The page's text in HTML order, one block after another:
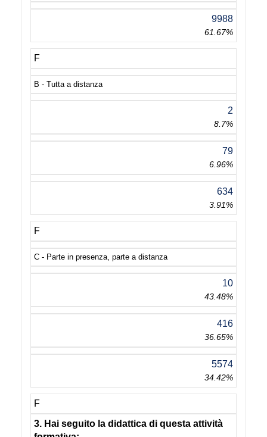
9988
61.67%
F
B - Tutta a distanza
2
8.7%
79
6.96%
634
3.91%
F
C - Parte in presenza, parte a distanza
10
43.48%
416
36.65%
5574
34.42%
F
3. Hai seguito la didattica di questa attività